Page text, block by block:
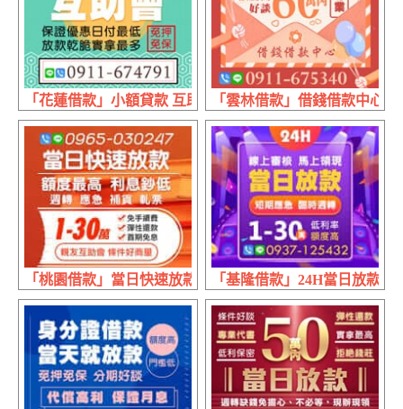
「花蓮借款」小額貸款 互助會 | 日付最低 保證優惠
「雲林借款」借錢借款中心
「桃園借款」當日快速放款 親友互助會 | 1~30萬 額度最高
「基隆借款」24H當日放款